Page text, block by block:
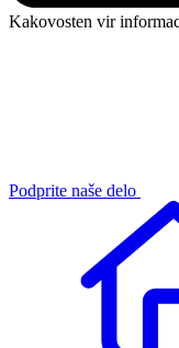
Kakovosten vir
Podprite naše delo